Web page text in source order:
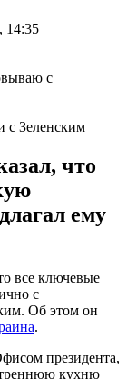
14:35
с Зеленским
что
ему
все ключевые
с
Об этом он
.
президента,
кухню